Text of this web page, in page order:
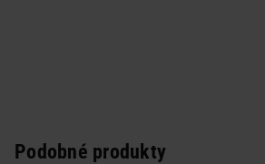
Podobné produkty